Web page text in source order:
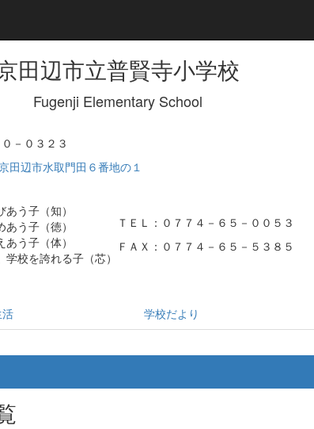
田辺市立普賢寺小学校
Fugenji Elementary School
－０３２３
田辺市水取門田６番地の１
あう子（知）
あう子（徳）
あう子（体）
学校を誇れる子（芯）
ＴＥＬ：０７７４－６５－００５３
ＦＡＸ：０７７４－６５－５３８５
学校だより